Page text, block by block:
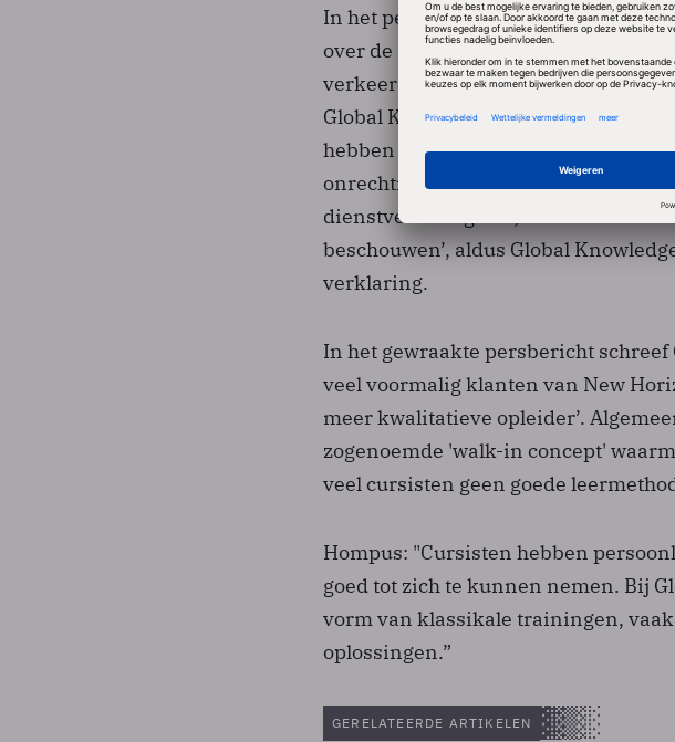
In het persbericht deed Global
over de dienstverlening van New
verkeerde keelgat waarna deze naar
Global Knowledge moest
hebben wij onrechtmatig jegens
onrechtmatig handelen en
dienstverlening van) New Horizons
beschouwen’, aldus Global
verklaring.
In het gewraakte persbericht
veel voormalig klanten van New
meer kwalitatieve opleider’.
zogenoemde 'walk-in concept'
veel cursisten geen goede
Hompus: "Cursisten hebben
goed tot zich te kunnen nemen. Bij
vorm van klassikale trainingen,
oplossingen.”
GERELATEERDE ARTIKELEN